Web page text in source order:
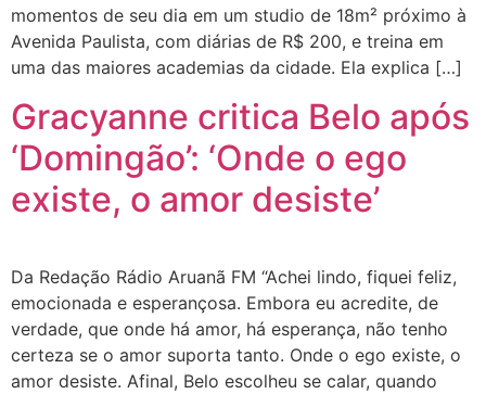
momentos de seu dia em um studio de 18m² próximo à
Avenida Paulista, com diárias de R$ 200, e treina em
uma das maiores academias da cidade. Ela explica […]
Gracyanne critica Belo após
‘Domingão’: ‘Onde o ego
existe, o amor desiste’
Da Redação Rádio Aruanã FM “Achei lindo, fiquei feliz,
emocionada e esperançosa. Embora eu acredite, de
verdade, que onde há amor, há esperança, não tenho
certeza se o amor suporta tanto. Onde o ego existe, o
amor desiste. Afinal, Belo escolheu se calar, quando